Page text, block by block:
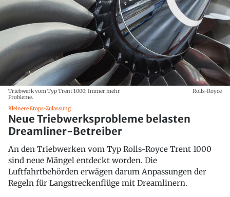
Triebwerk vom Typ Trent 1000: Immer mehr
Probleme.
Rolls-Royce
Kleinere Etops-Zulassung
Neue Triebwerksprobleme belasten
Dreamliner-Betreiber
An den Triebwerken vom Typ Rolls-Royce Trent 1000
sind neue Mängel entdeckt worden. Die
Luftfahrtbehörden erwägen darum Anpassungen der
Regeln für Langstreckenflüge mit Dreamlinern.